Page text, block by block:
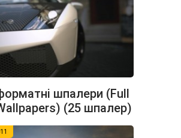
шпалери (Full
(25 шпалер)